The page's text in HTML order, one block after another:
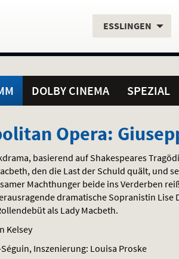
Aktueller
ESSLINGEN
DOLBY CINEMA SPEZIAL
Opera:
basierend auf Shakespeares
den die Last der Schuld quält, und
Machthunger beide ins Verderben
dramatische Sopranistin Lise
als Lady Macbeth.
Kelsey
Inszenierung: Louisa Proske